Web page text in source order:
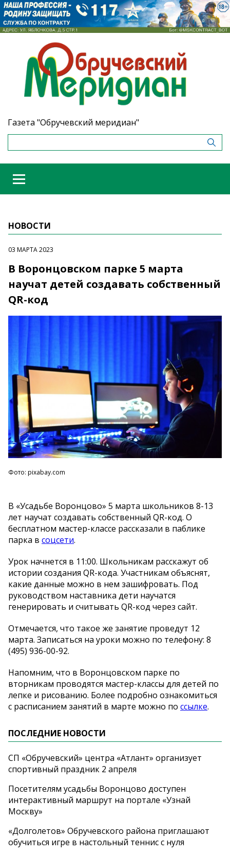
Газета "Обручевский меридиан"
НОВОСТИ
03 МАРТА 2023
В Воронцовском парке 5 марта
научат детей создавать собственный
QR-код
Фото: pixabay.com
В «Усадьбе Воронцово» 5 марта школьников 8-13
лет научат создавать собственный QR-код. О
бесплатном мастер-классе рассказали в паблике
парка в соцсети.
Урок начнется в 11:00. Школьникам расскажут об
истории создания QR-кода. Участникам объяснят,
какие данные можно в нем зашифровать. Под
руководством наставника дети научатся
генерировать и считывать QR-код через сайт.
Отмечается, что такое же занятие проведут 12
марта. Записаться на уроки можно по телефону: 8
(495) 936-00-92.
Напомним, что в Воронцовском парке по
вторникам проводятся мастер-классы для детей по
лепке и рисованию. Более подробно ознакомиться
с расписанием занятий в марте можно по ссылке.
ПОСЛЕДНИЕ НОВОСТИ
СП «Обручевский» центра «Атлант» организует
спортивный праздник 2 апреля
Посетителям усадьбы Воронцово доступен
интерактивный маршрут на портале «Узнай
Москву»
«Долголетов» Обручевского района приглашают
обучиться игре в настольный теннис с нуля